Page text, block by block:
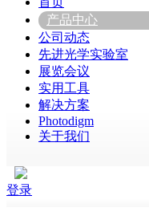
产品中心
公司动态
先进光学实验室
展览会议
实用工具
解决方案
Photodigm
关于我们
登录